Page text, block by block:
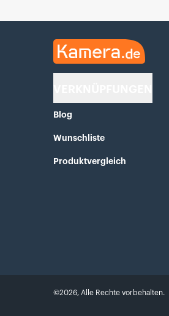
Kamera.de
Blog
Wunschliste
Produktvergleich
©2026, Alle Rechte vorbehalten.